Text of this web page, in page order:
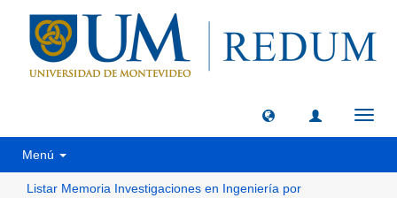
Menú
Listar Memoria Investigaciones en Ingeniería por